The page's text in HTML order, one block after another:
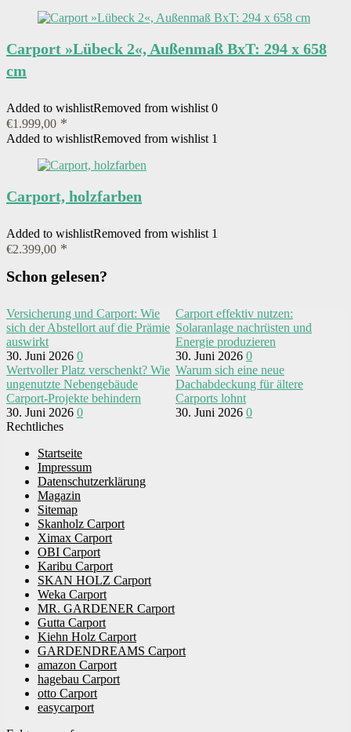
Carport »Lübeck 2«, Außenmaß BxT: 294 x 658
cm
Added to wishlistRemoved from wishlist 0
€1.999,00
Added to wishlistRemoved from wishlist 1
Carport, holzfarben
Added to wishlistRemoved from wishlist 1
€2.399,00
Schon gelesen?
Versicherung und Carport: Wie
sich der Abstellort auf die Prämie
auswirkt
30. Juni 2026 0
Carport effektiv nutzen:
Solaranlage nachrüsten und
Energie produzieren
30. Juni 2026 0
Wertvoller Platz verschenkt? Wie
ungenutzte Nebengebäude
Carport-Projekte behindern
30. Juni 2026 0
Warum sich eine neue
Dachabdeckung für ältere
Carports lohnt
30. Juni 2026 0
Rechtliches
Startseite
Impressum
Datenschutzerklärung
Magazin
Sitemap
Skanholz Carport
Ximax Carport
OBI Carport
Karibu Carport
SKAN HOLZ Carport
Weka Carport
MR. GARDENER Carport
Gutta Carport
Kiehn Holz Carport
GARDENDREAMS Carport
amazon Carport
hagebau Carport
otto Carport
easycarport